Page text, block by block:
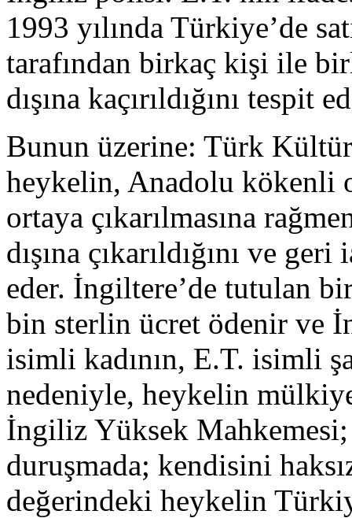
1993 yılında Türkiye’de
tarafından birkaç kişi ile
dışına kaçırıldığını tespit
Bunun üzerine: Türk Kültür
heykelin, Anadolu kökenli
ortaya çıkarılmasına
dışına çıkarıldığını ve
eder. İngiltere’de tutulan
bin sterlin ücret ödenir ve
isimli kadının, E.T. isimli
nedeniyle, heykelin
İngiliz Yüksek
duruşmada; kendisini
değerindeki heykelin